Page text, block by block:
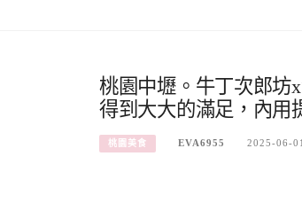
桃園中壢。牛丁次郎坊
得到大大的滿足，內用
桃園美食 EVA6955 2025-06-01